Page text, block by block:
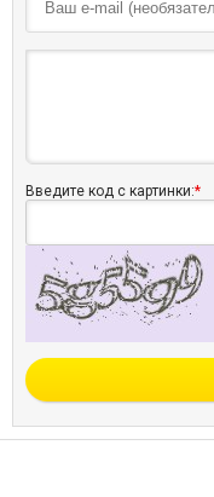
Введите код с картинки:*